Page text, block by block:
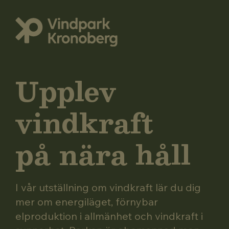
Upplev
vindkraft
på nära håll
I vår utställning om vindkraft lär du dig
mer om energiläget, förnybar
elproduktion i allmänhet och vindkraft i